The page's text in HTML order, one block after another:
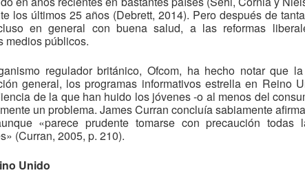
los últimos 25 años (Debrett, 2014). Pero después de
en general con buena salud, a las reformas
medios públicos.
regulador británico, Ofcom, ha hecho notar que
general, los programas informativos estrella en Reino
de la que han huido los jóvenes -o al menos del
un problema. James Curran concluía sabiamente
«parece prudente tomarse con precaución todas
(Curran, 2005, p. 210).
Unido